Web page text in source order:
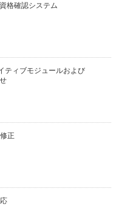
格確認システム
ティブモジュールおよび
正